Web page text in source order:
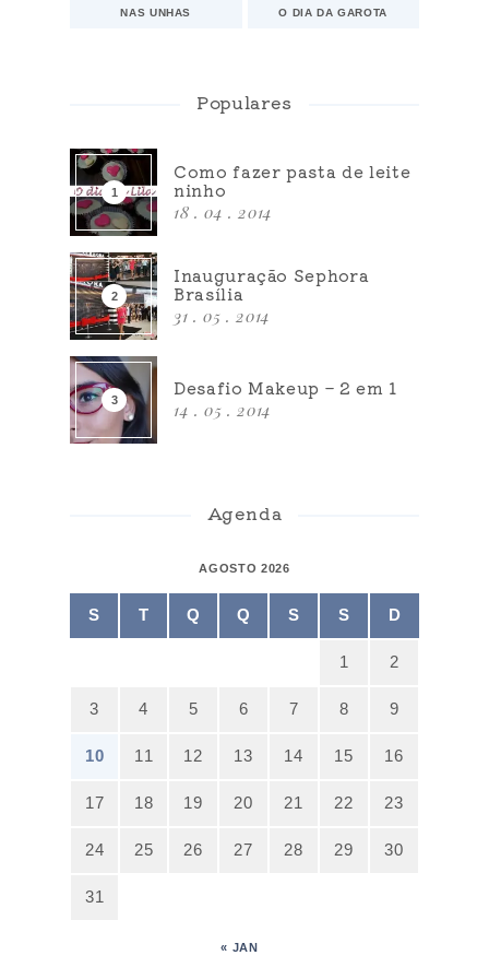
NAS UNHAS O DIA DA GAROTA
Populares
Como fazer pasta de leite
ninho
18 . 04 . 2014
Inauguração Sephora
Brasília
31 . 05 . 2014
Desafio Makeup – 2 em 1
14 . 05 . 2014
Agenda
AGOSTO 2026
S T Q Q S S D
1 2
3 4 5 6 7 8 9
10 11 12 13 14 15 16
17 18 19 20 21 22 23
24 25 26 27 28 29 30
31
« JAN